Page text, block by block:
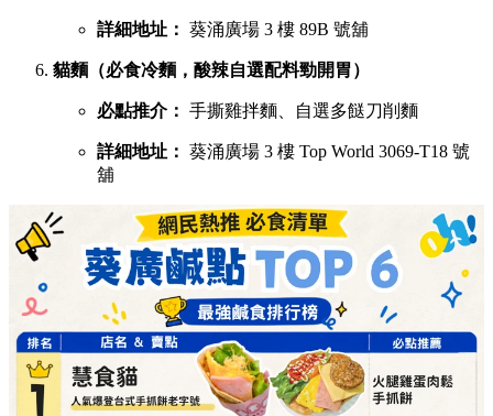
詳細地址： 葵涌廣場 3 樓 89B 號舖
貓麵（必食冷麵，酸辣自選配料勁開胃）
必點推介： 手撕雞拌麵、自選多餸刀削麵
詳細地址： 葵涌廣場 3 樓 Top World 3069-T18 號
舖